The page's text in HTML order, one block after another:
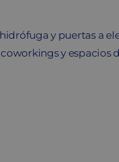
y puertas a
y espacios